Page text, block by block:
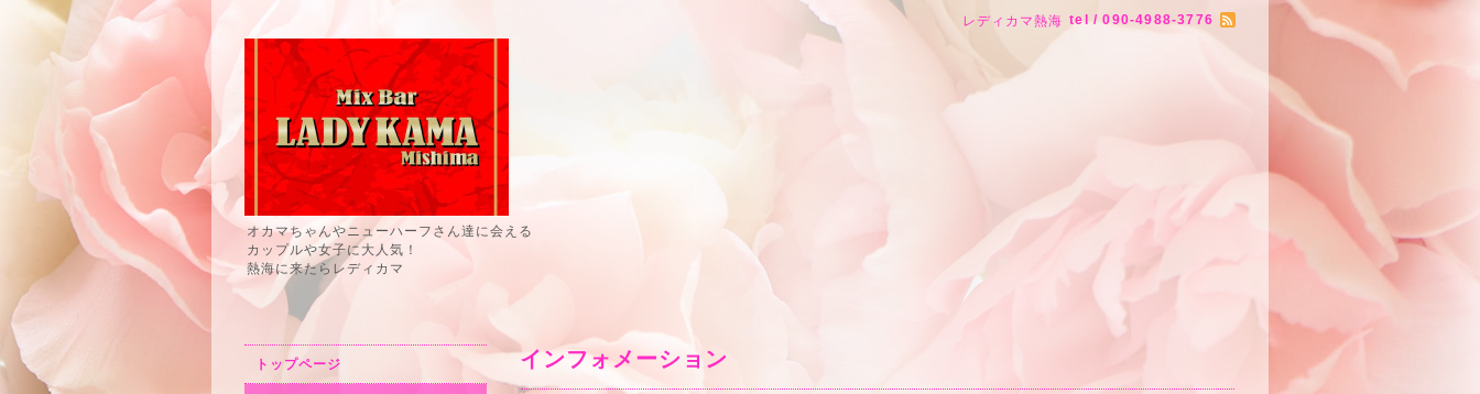
レディカマ熱海 tel / 090-4988-3776
オカマちゃんやニューハーフさん達に会える
カップルや女子に大人気！
熱海に来たらレディカマ
インフォメーション
トップページ